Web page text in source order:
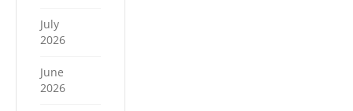
July
2026
June
2026